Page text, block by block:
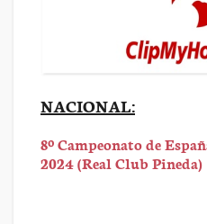
NACIONAL:
8º Campeonato de
2024 (Real Club Pineda)